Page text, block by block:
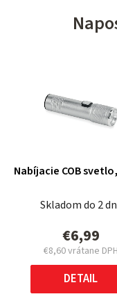
Nabíjacie COB
Skladom do 2
€6,99
€8,60 vrátane DPH
cena:
DETAIL